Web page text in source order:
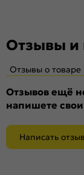
Отзывы и
Отзывы о товаре
Отзывов ещё
напишете свои
Написать отзыв